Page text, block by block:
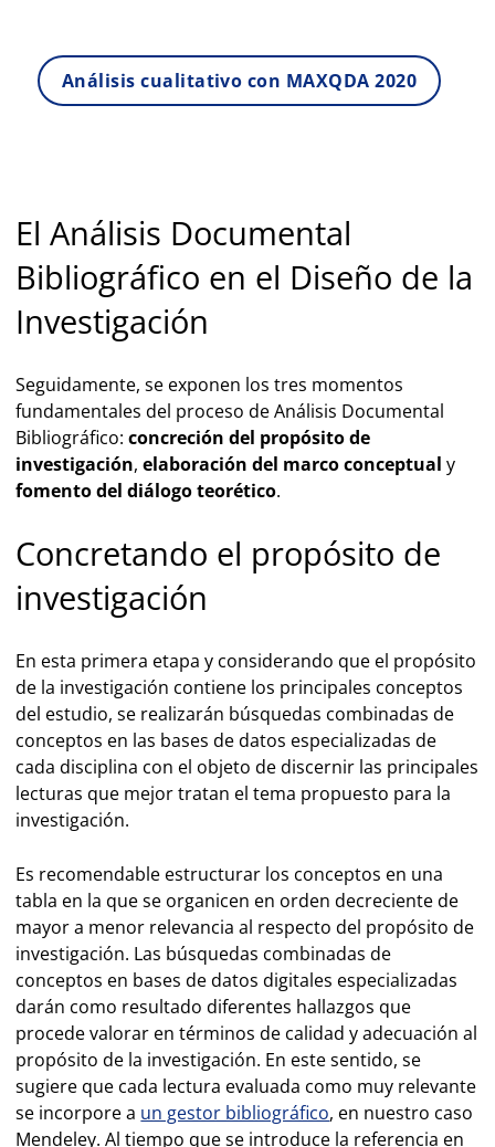
Análisis cualitativo con MAXQDA 2020
El Análisis Documental
Bibliográfico en el Diseño de la
Investigación
Seguidamente, se exponen los tres momentos
fundamentales del proceso de Análisis Documental
Bibliográfico:concreción del propósito de
investigación,elaboración del marco conceptual y
fomento del diálogo teorético.
Concretando el propósito de
investigación
En esta primera etapa y considerando que el propósito
de la investigación contiene los principales conceptos
del estudio, se realizarán búsquedas combinadas de
conceptos en las bases de datos especializadas de
cada disciplina con el objeto de discernir las principales
lecturas que mejor tratan el tema propuesto para la
investigación.
Es recomendable estructurar los conceptos en una
tabla en la que se organicen en orden decreciente de
mayor a menor relevancia al respecto del propósito de
investigación. Las búsquedas combinadas de
conceptos en bases de datos digitales especializadas
darán como resultado diferentes hallazgos que
procede valorar en términos de calidad y adecuación al
propósito de la investigación. En este sentido, se
sugiere que cada lectura evaluada como muy relevante
se incorpore a un gestor bibliográfico, en nuestro caso
Mendeley. Al tiempo que se introduce la referencia en